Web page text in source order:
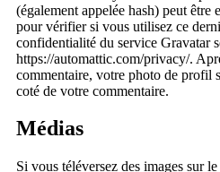
(également appelée hash) peut être
pour vérifier si vous utilisez ce
confidentialité du service Gravatar
https://automattic.com/privacy/.
commentaire, votre photo de profil
coté de votre commentaire.
Médias
Si vous téléversez des images sur